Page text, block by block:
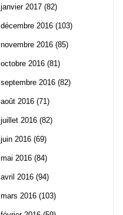
janvier 2017 (82)
décembre 2016 (103)
novembre 2016 (85)
octobre 2016 (81)
septembre 2016 (82)
août 2016 (71)
juillet 2016 (82)
juin 2016 (69)
mai 2016 (84)
avril 2016 (94)
mars 2016 (103)